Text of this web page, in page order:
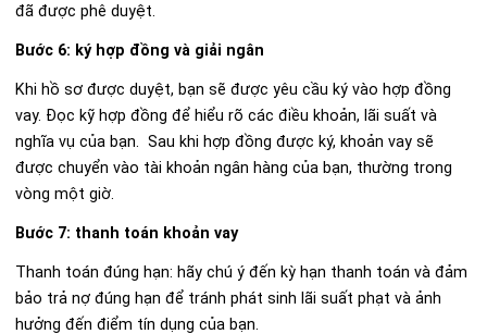
đã được phê duyệt.
Bước 6: ký hợp đồng và giải ngân
Khi hồ sơ được duyệt, bạn sẽ được yêu cầu ký vào hợp đồng
vay. Đọc kỹ hợp đồng để hiểu rõ các điều khoản, lãi suất và
nghĩa vụ của bạn. Sau khi hợp đồng được ký, khoản vay sẽ
được chuyển vào tài khoản ngân hàng của bạn, thường trong
vòng một giờ.
Bước 7: thanh toán khoản vay
Thanh toán đúng hạn: hãy chú ý đến kỳ hạn thanh toán và đảm
bảo trả nợ đúng hạn để tránh phát sinh lãi suất phạt và ảnh
hưởng đến điểm tín dụng của bạn.